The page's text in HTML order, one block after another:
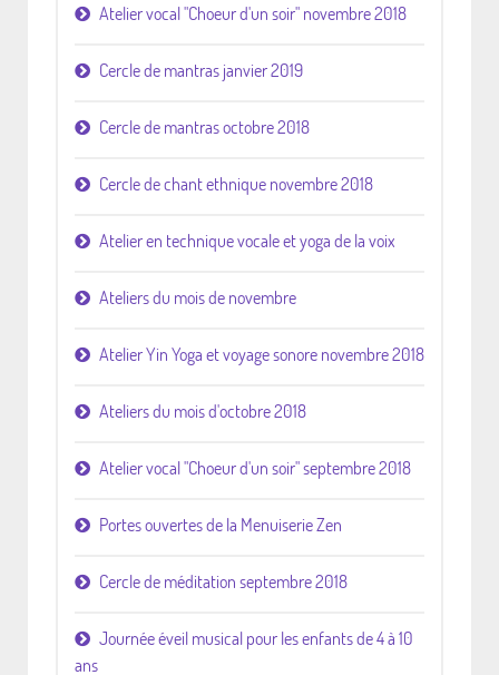
Atelier vocal "Choeur d'un soir" novembre 2018
Cercle de mantras janvier 2019
Cercle de mantras octobre 2018
Cercle de chant ethnique novembre 2018
Atelier en technique vocale et yoga de la voix
Ateliers du mois de novembre
Atelier Yin Yoga et voyage sonore novembre 2018
Ateliers du mois d'octobre 2018
Atelier vocal "Choeur d'un soir" septembre 2018
Portes ouvertes de la Menuiserie Zen
Cercle de méditation septembre 2018
Journée éveil musical pour les enfants de 4 à 10
ans